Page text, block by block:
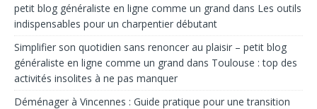
petit blog généraliste en ligne comme un grand dans Les outils
indispensables pour un charpentier débutant
Simplifier son quotidien sans renoncer au plaisir – petit blog
généraliste en ligne comme un grand dans Toulouse : top des
activités insolites à ne pas manquer
Déménager à Vincennes : Guide pratique pour une transition